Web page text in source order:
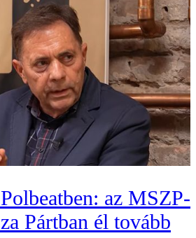
az MSZP-
Pártban él tovább